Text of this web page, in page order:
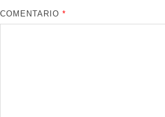
COMENTARIO*